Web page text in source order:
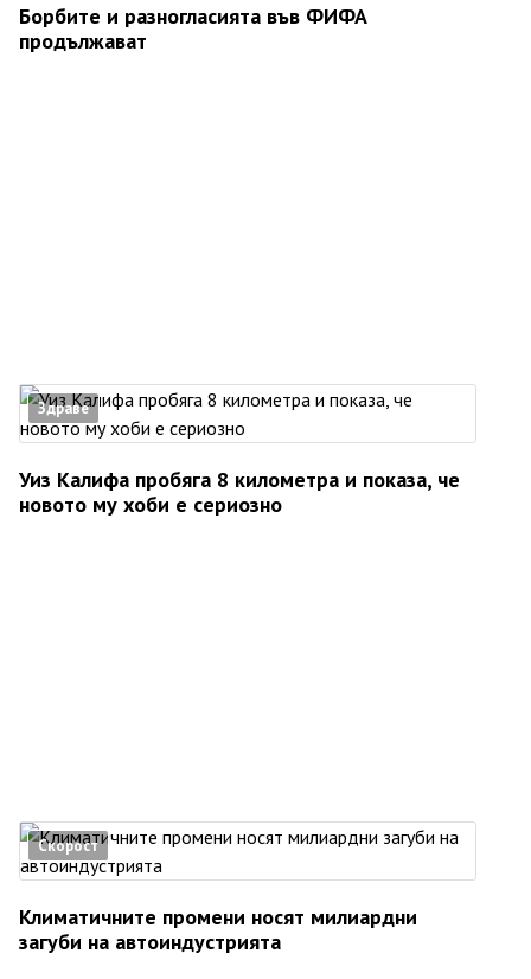
Борбите и разногласията във ФИФА
продължават
Здраве
Уиз Калифа пробяга 8 километра и показа, че
новото му хоби е сериозно
Скорост
Климатичните промени носят милиардни
загуби на автоиндустрията